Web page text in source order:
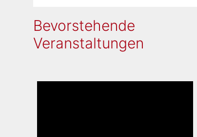
Bevorstehende
Veranstaltungen